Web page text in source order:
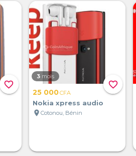
favorite_border favorite_border
3 mois
25 000CFA
Nokia xpress audio
location_on Cotonou, Bénin